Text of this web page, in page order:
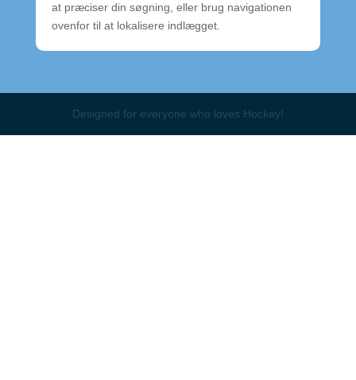
at præciser din søgning, eller brug navigationen
ovenfor til at lokalisere indlægget.
Designed for everyone who loves Hockey!